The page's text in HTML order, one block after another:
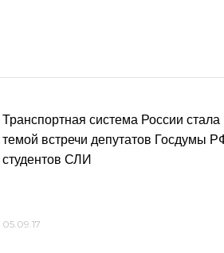
Транспортная система России стала
темой встречи депутатов Госдумы
студентов СЛИ
05.09.17